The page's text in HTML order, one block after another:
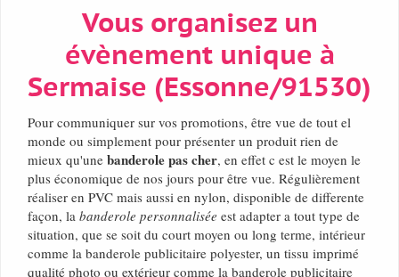
Vous organisez un
évènement unique à
Sermaise (Essonne/91530)
Pour communiquer sur vos promotions, être vue de tout el
monde ou simplement pour présenter un produit rien de
mieux qu'une banderole pas cher, en effet c est le moyen le
plus économique de nos jours pour être vue. Régulièrement
réaliser en PVC mais aussi en nylon, disponible de differente
façon, la banderole personnalisée est adapter a tout type de
situation, que se soit du court moyen ou long terme, intérieur
comme la banderole publicitaire polyester, un tissu imprimé
qualité photo ou extérieur comme la banderole publicitaire